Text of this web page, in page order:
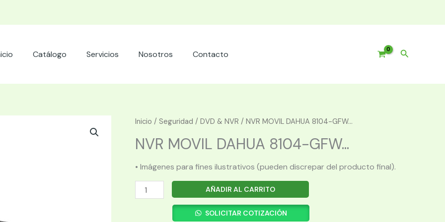
Catálogo Servicios Nosotros Contacto Buscar
Inicio / Seguridad / DVD & NVR / NVR MOVIL DAHUA 8104-GFW...
NVR MOVIL DAHUA 8104-GFW...
• Imágenes para fines ilustrativos (pueden discrepar del producto final).
NVR
MOVIL
AÑADIR AL CARRITO
SOLICITAR COTIZACIÓN